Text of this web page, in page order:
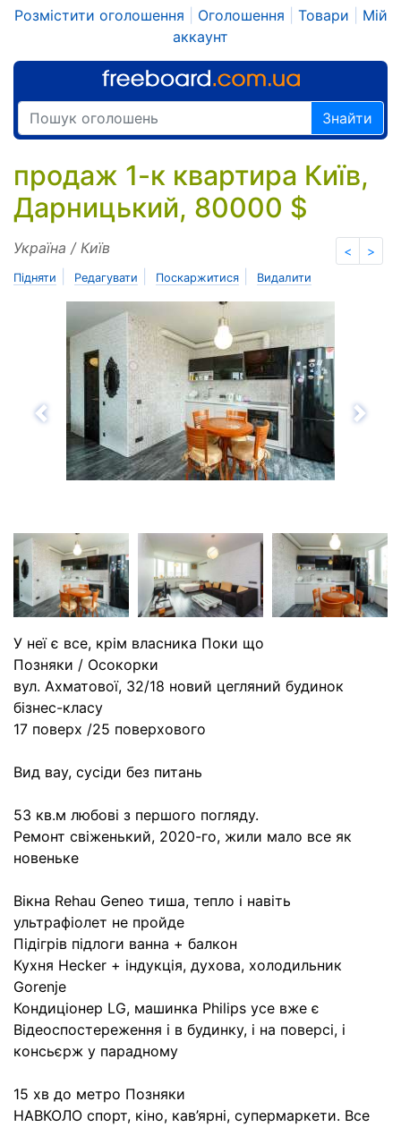
Розмістити оголошення Оголошення Товари
Мій
аккаунт
Знайти
продаж 1-к квартира Київ,
Дарницький, 80000 $
< >
Україна / Київ
Підняти Редагувати Поскаржитися Видалити
Назад
У неї є все, крім власника Поки що
Позняки / Осокорки
вул. Ахматової, 32/18 новий цегляний будинок
бізнес-класу
17 поверх /25 поверхового
Вид вау, сусіди без питань
53 кв.м любові з першого погляду.
Ремонт свіженький, 2020-го, жили мало все як
новеньке
Вікна Rehau Geneo тиша, тепло і навіть
ультрафіолет не пройде
Підігрів підлоги ванна + балкон
Кухня Hecker + індукція, духова, холодильник
Gorenje
Кондиціонер LG, машинка Philips усе вже є
Відеоспостереження і в будинку, і на поверсі, і
консьєрж у парадному
15 хв до метро Позняки
НАВКОЛО спорт, кіно, кав’ярні, супермаркети. Все